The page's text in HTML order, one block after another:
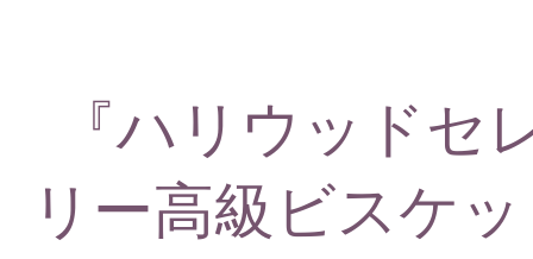
『ハリウッドセ
リー高級ビスケ